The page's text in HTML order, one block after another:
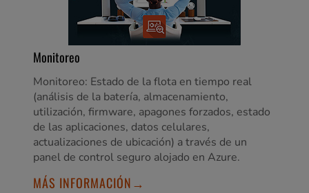
Monitoreo
Monitoreo: Estado de la flota en tiempo real
(análisis de la batería, almacenamiento,
utilización, firmware, apagones forzados, estado
de las aplicaciones, datos celulares,
actualizaciones de ubicación) a través de un
panel de control seguro alojado en Azure.
MÁS INFORMACIÓN→